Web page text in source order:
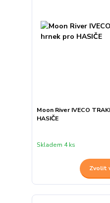
Moon River IVECO
HASIČE
Skladem 4 ks
Zvolit